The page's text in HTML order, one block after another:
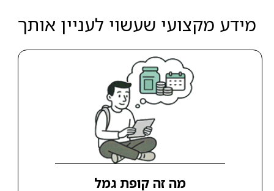
מידע מקצועי שעשוי לעניין אותך
מה זה קופת גמל